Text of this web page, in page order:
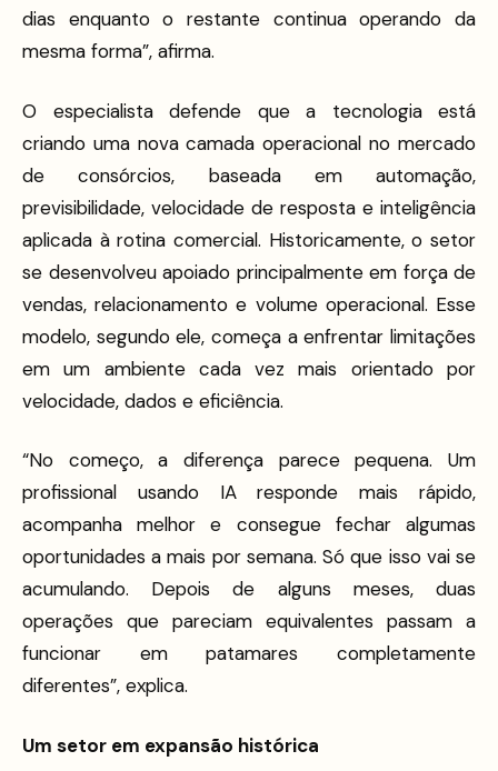
dias enquanto o restante continua operando da
mesma forma”, afirma.
O especialista defende que a tecnologia está
criando uma nova camada operacional no mercado
de consórcios, baseada em automação,
previsibilidade, velocidade de resposta e inteligência
aplicada à rotina comercial. Historicamente, o setor
se desenvolveu apoiado principalmente em força de
vendas, relacionamento e volume operacional. Esse
modelo, segundo ele, começa a enfrentar limitações
em um ambiente cada vez mais orientado por
velocidade, dados e eficiência.
“No começo, a diferença parece pequena. Um
profissional usando IA responde mais rápido,
acompanha melhor e consegue fechar algumas
oportunidades a mais por semana. Só que isso vai se
acumulando. Depois de alguns meses, duas
operações que pareciam equivalentes passam a
funcionar em patamares completamente
diferentes”, explica.
Um setor em expansão histórica